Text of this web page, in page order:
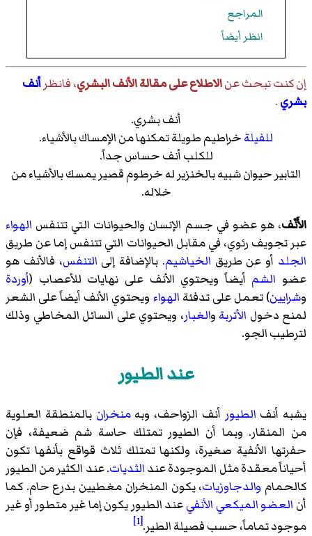
المراجع
انظر أيضاً
إن كنت تبحث عنالاطلاع على مقالة الأنف البشري، فانظرأنف
بشري.
أنف بشري.
للفيلةخراطيم طويلة تمكنها من الإمساك بالأشياء.
للكلب أنف حساس جداً.
التابير حيوان شبيه بالخنزير له خرطوم قصير يمسك بالأشياء من
خلاله.
الأَنْف، هو عضو في جسم الإنسان والحيوانات التي تتنفس الهواء
عبر تجويف رئوي، في مقابل الحيوانات التي تتنفس إما عن طريق
الجلد أو عن طريق الخياشيم. بالإضافة إلى التنفس، فالأنف هو
عضو الشم أيضاً ويحتوي الأنف على نهايات للأعصاب (أوردة
وشرايين) تعمل على تدفئة الهواء ويحتوي الأنف أيضاً على الشعر
لمنع دخول الأتربة والغبار، ويحتوي على السائل المخاطي وذلك
لترطيب الجو.
عند الطيور
يشبه أنف الطيور أنف الزواحف، وبهمنخران بالمنطقة العلوية
من المنقار. وبما أن الطيور تمتلك حاسة شم ضعيفة، فإن
حفرتها الأنفية صغيرة، ولكنها تمتلك ثلاث قواقع بأنفها تكون
أحياناً معقدة مثل الموجودة عندالثديات. عند الكثير من الطيور
كالحمام والدجاوزيات، يكون المنخران مغطيين بدرع حام. كما
أن العضو الميكعي الأنفيعند الطيور يكون إما غير متطور أو غير
موجود تماماً، حسب فصيلة الطير.[1]